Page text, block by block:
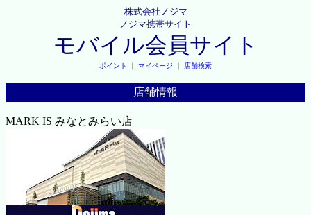
株式会社ノジマ
ノジマ携帯サイト
モバイル会員サイト
ポイント ｜ マイページ ｜ 店舗検索
店舗情報
MARK IS みなとみらい店